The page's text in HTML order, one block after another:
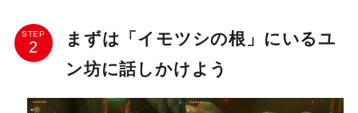
STEP
まずは「イモツシの根」にいるユ
ン坊に話しかけよう